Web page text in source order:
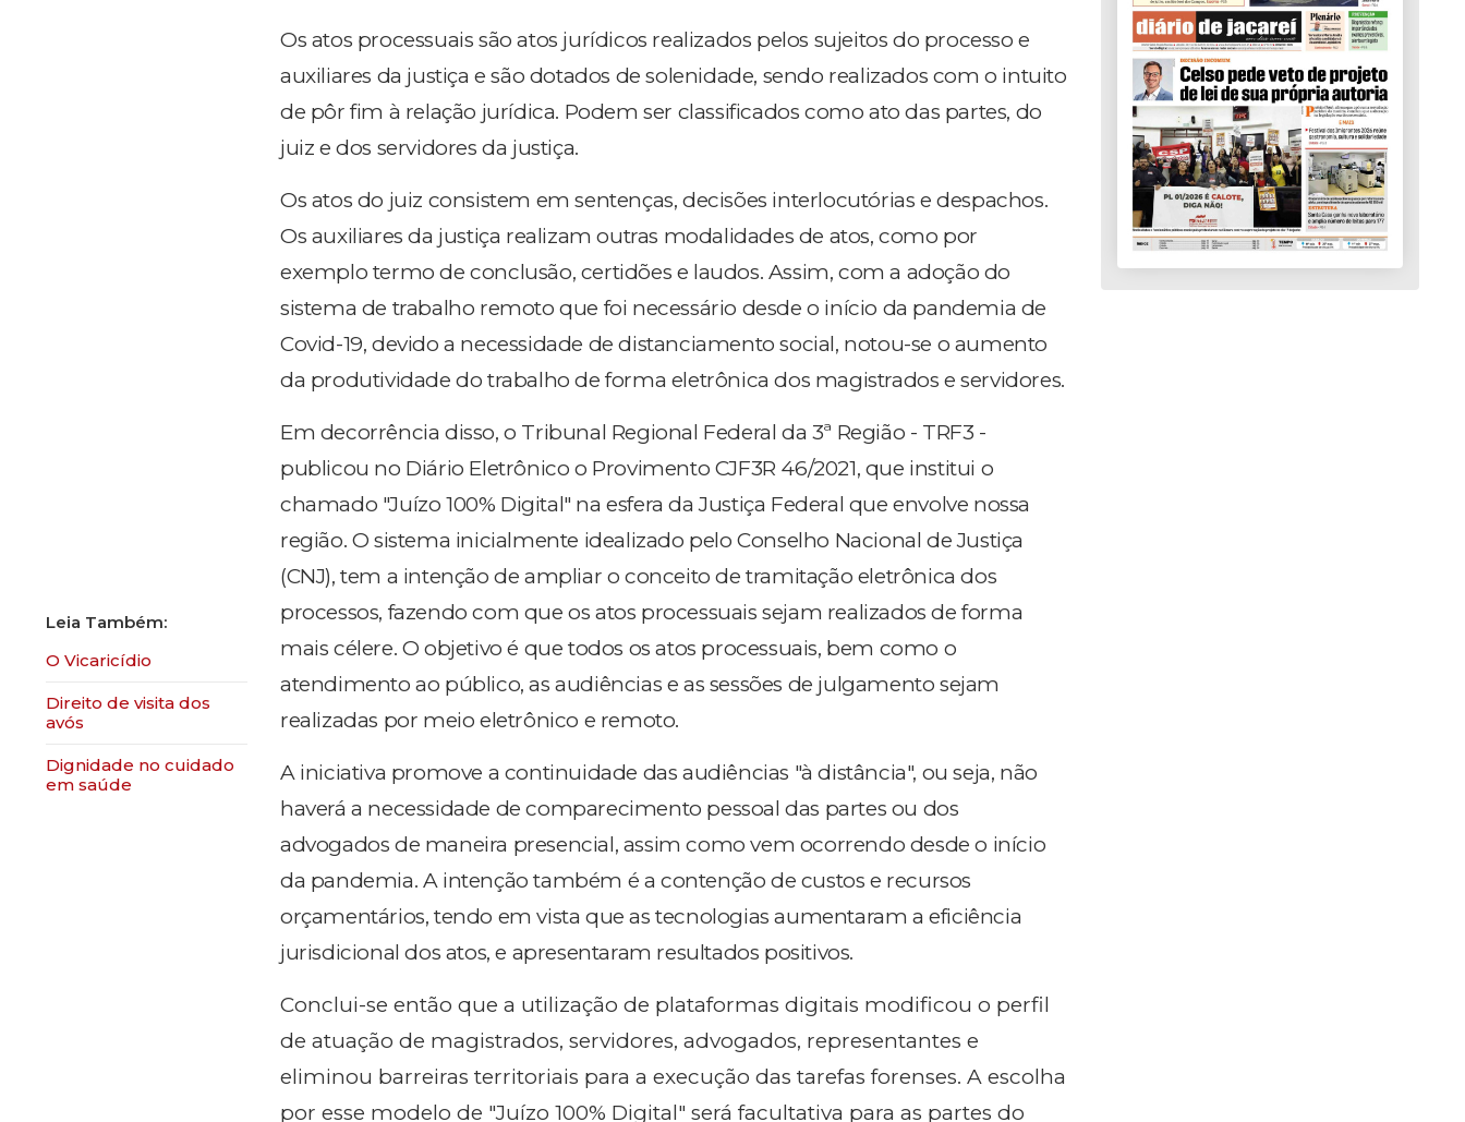
O Vicaricídio
Direito de visita dos
avós
Dignidade no cuidado
em saúde
Os atos processuais são atos jurídicos realizados pelos sujeitos do processo e
auxiliares da justiça e são dotados de solenidade, sendo realizados com o intuito
de pôr fim à relação jurídica. Podem ser classificados como ato das partes, do
juiz e dos servidores da justiça.
Os atos do juiz consistem em sentenças, decisões interlocutórias e despachos.
Os auxiliares da justiça realizam outras modalidades de atos, como por
exemplo termo de conclusão, certidões e laudos. Assim, com a adoção do
sistema de trabalho remoto que foi necessário desde o início da pandemia de
Covid-19, devido a necessidade de distanciamento social, notou-se o aumento
da produtividade do trabalho de forma eletrônica dos magistrados e servidores.
Em decorrência disso, o Tribunal Regional Federal da 3ª Região - TRF3 -
publicou no Diário Eletrônico o Provimento CJF3R 46/2021, que institui o
chamado "Juízo 100% Digital" na esfera da Justiça Federal que envolve nossa
região. O sistema inicialmente idealizado pelo Conselho Nacional de Justiça
(CNJ), tem a intenção de ampliar o conceito de tramitação eletrônica dos
processos, fazendo com que os atos processuais sejam realizados de forma
mais célere. O objetivo é que todos os atos processuais, bem como o
atendimento ao público, as audiências e as sessões de julgamento sejam
realizadas por meio eletrônico e remoto.
A iniciativa promove a continuidade das audiências "à distância", ou seja, não
haverá a necessidade de comparecimento pessoal das partes ou dos
advogados de maneira presencial, assim como vem ocorrendo desde o início
da pandemia. A intenção também é a contenção de custos e recursos
orçamentários, tendo em vista que as tecnologias aumentaram a eficiência
jurisdicional dos atos, e apresentaram resultados positivos.
Conclui-se então que a utilização de plataformas digitais modificou o perfil
de atuação de magistrados, servidores, advogados, representantes e
eliminou barreiras territoriais para a execução das tarefas forenses. A escolha
por esse modelo de "Juízo 100% Digital" será facultativa para as partes do